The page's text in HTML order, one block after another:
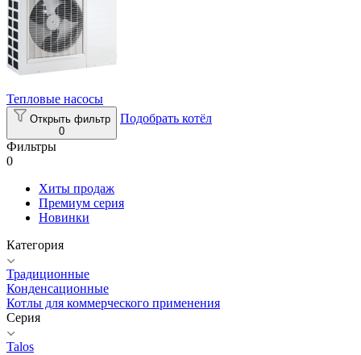
Тепловые насосы
Открыть фильтр
0
Подобрать котёл
Фильтры
0
Хиты продаж
Премиум серия
Новинки
Категория
Традиционные
Конденсационные
Котлы для коммерческого применения
Серия
Talos